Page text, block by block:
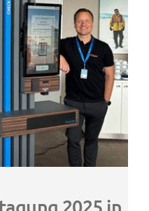
2025 in